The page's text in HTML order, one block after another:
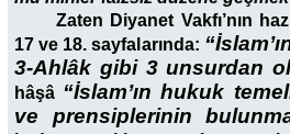
Zaten Diyanet Vakfı’nın
17 ve 18. sayfalarında:
3-Ahlâk gibi 3 unsurdan
hâşâ “İslam’ın hukuk
ve prensiplerinin